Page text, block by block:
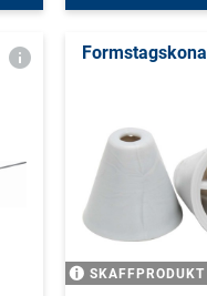
Formstagskona
SKAFFPRODUKT